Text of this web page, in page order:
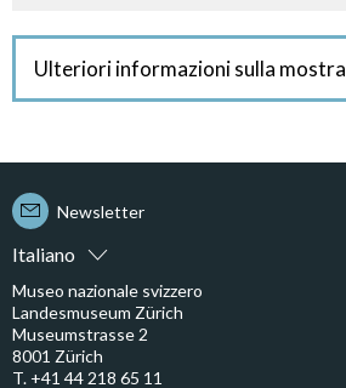
Ulteriori informazioni sulla mostra
Italiano
Newsletter
Museo nazionale svizzero
Landesmuseum Zürich
Museumstrasse 2
8001 Zürich
T. +41 44 218 65 11